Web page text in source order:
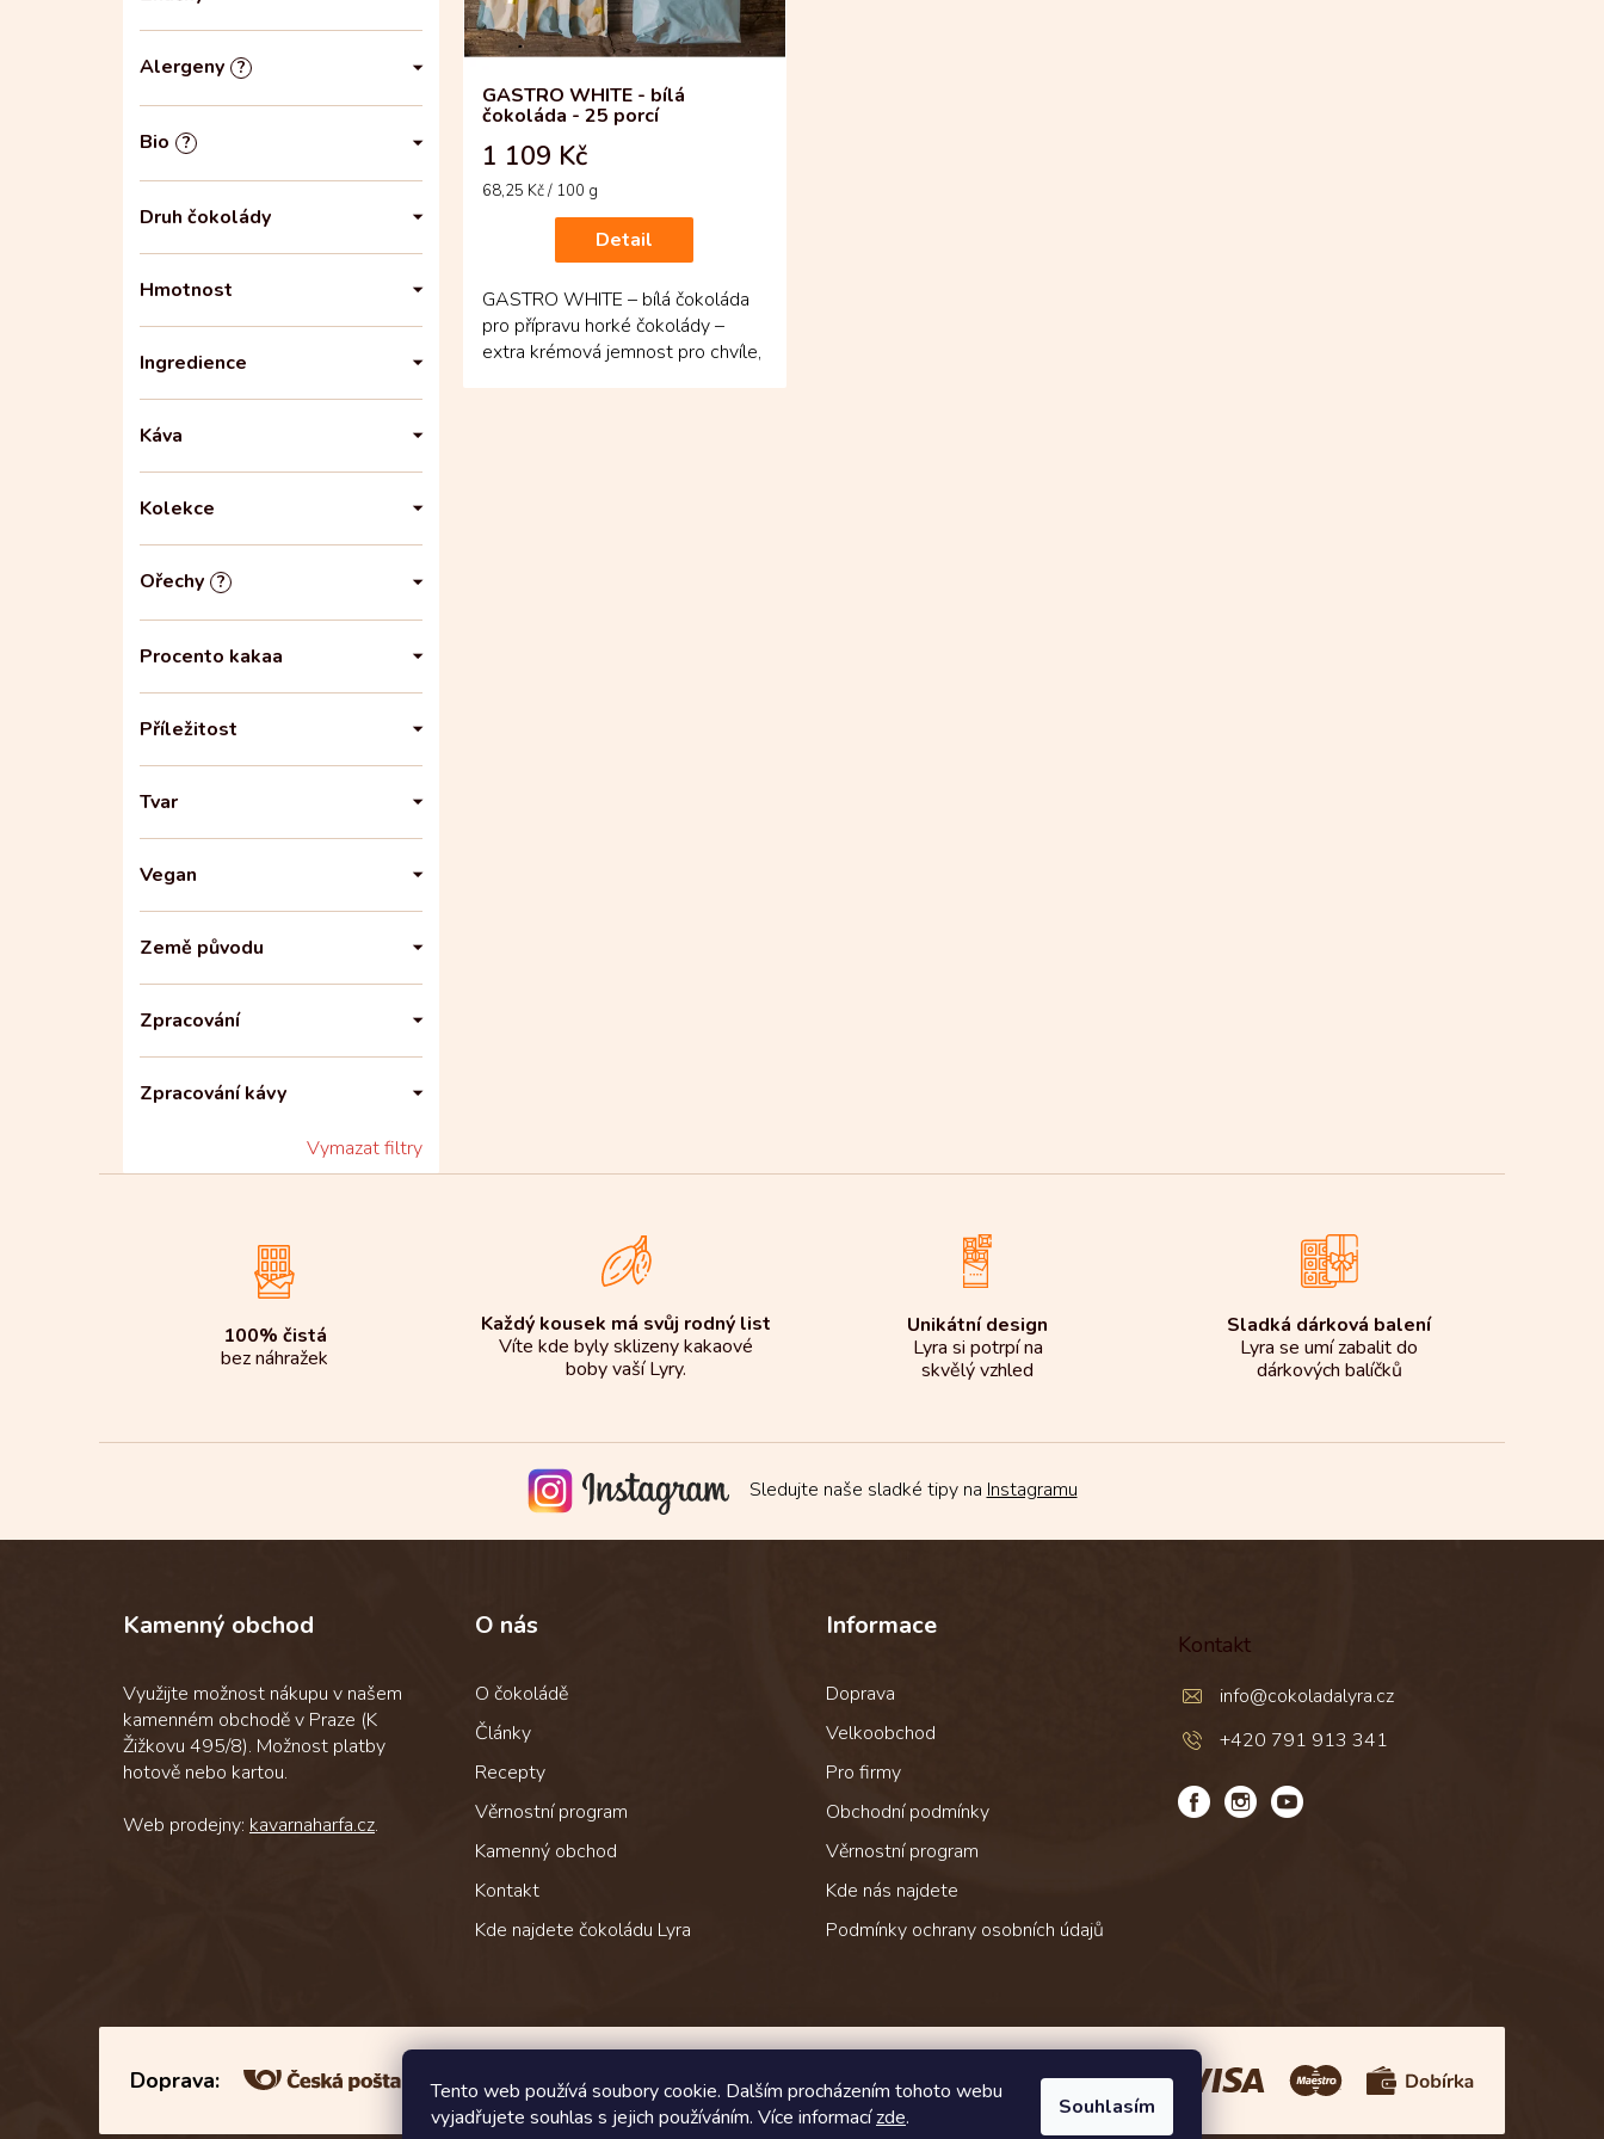
Tento web používá soubory cookie. Dalším procházením tohoto webu
vyjadřujete souhlas s jejich používáním. Více informacízde. Souhlasím
Alergeny ?
Bio ?
Druh čokolády
Hmotnost
Ingredience
Káva
Kolekce
Ořechy ?
Procento kakaa
Příležitost
Tvar
Vegan
Země původu
Zpracování
Zpracování kávy
Vymazat filtry
o
d
u
GASTRO WHITE - bílá
čokoláda - 25 porcí
1 109 Kč
Měrná
68,25 Kč / 100 g
Detail
GASTRO WHITE – bílá čokoláda
pro přípravu horké čokolády –
extra krémová jemnost pro chvíle,
100% čistá
bez náhražek
Každý kousek má svůj rodný list
Víte kde byly sklizeny kakaové
boby vaší Lyry.
Unikátní design
Lyra si potrpí na
skvělý vzhled
Sladká dárková balení
Lyra se umí zabalit do
dárkových balíčků
Sledujte naše sladké tipy na Instagramu
Kamenný obchod
Využijte možnost nákupu v našem
kamenném obchodě v Praze (K
Žižkovu 495/8). Možnost platby
hotově nebo kartou.
Web prodejny: kavarnaharfa.cz.
O nás
O čokoládě
Články
Recepty
Věrnostní program
Kamenný obchod
Kontakt
Kde najdete čokoládu Lyra
Informace
Doprava
Velkoobchod
Pro firmy
Obchodní podmínky
Věrnostní program
Kde nás najdete
Podmínky ochrany osobních údajů
Kontakt
info@cokoladalyra.cz
+420 791 913 341
Doprava: Jak čokoládu přepravujeme Platba: